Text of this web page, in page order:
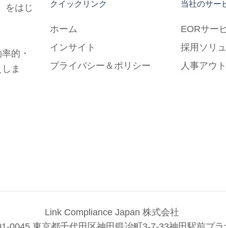
をはじ
的・
ま
クイックリンク
ホーム
インサイト
プライバシー＆ポリシー
当社のサー
EORサー
採用ソリ
人事アウ
Link Compliance Japan 株式会社